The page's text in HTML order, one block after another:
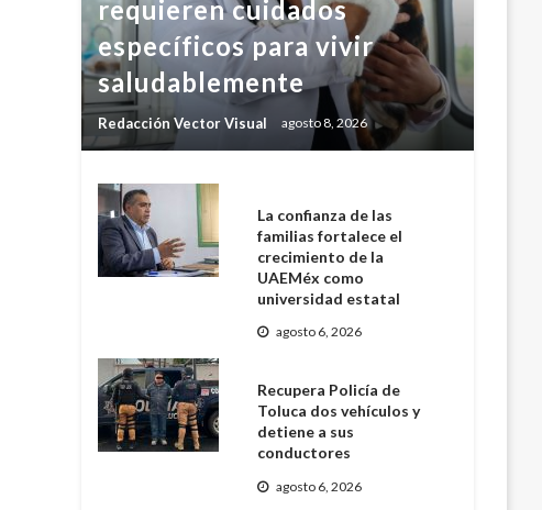
requieren cuidados
específicos para vivir
saludablemente
Redacción Vector Visual agosto 8, 2026
La confianza de las
familias fortalece el
crecimiento de la
UAEMéx como
universidad estatal
agosto 6, 2026
Recupera Policía de
Toluca dos vehículos y
detiene a sus
conductores
agosto 6, 2026